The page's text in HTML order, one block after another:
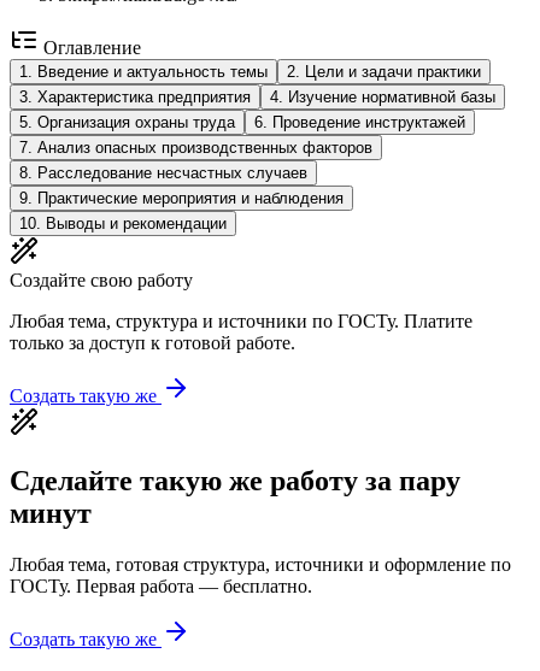
Оглавление
1 Введение и актуальность темы 2
Цели и задачи практики
3 Характеристика предприятия 4
Изучение нормативной базы
5 Организация охраны труда 6
Проведение инструктажей
7 Анализ опасных производственных факторов
8
Расследование несчастных случаев
9
Практические мероприятия и наблюдения
10
Выводы и рекомендации
Создайте свою работу
Любая тема, структура и источники по ГОСТу. Платите
только за доступ к готовой работе.
Создать такую же
Сделайте такую же работу за пару
минут
Любая тема, готовая структура, источники и оформление по
ГОСТу. Первая работа — бесплатно.
Создать такую же